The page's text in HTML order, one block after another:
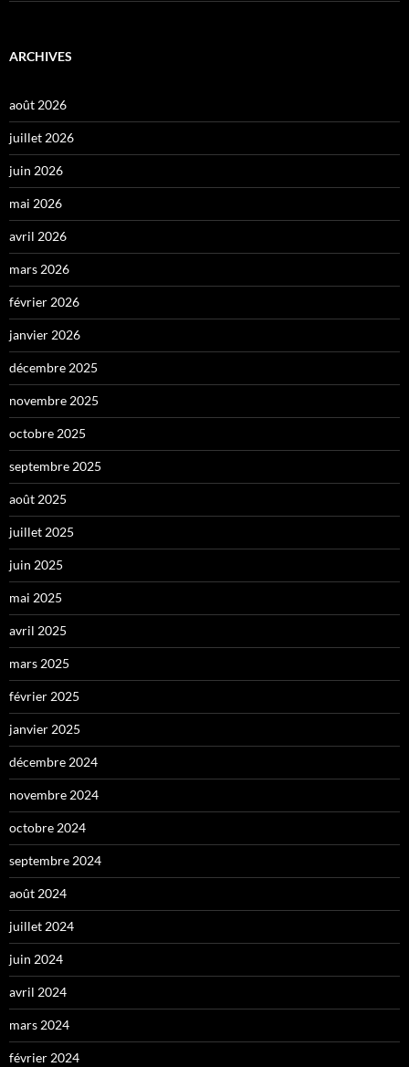
ARCHIVES
août 2026
juillet 2026
juin 2026
mai 2026
avril 2026
mars 2026
février 2026
janvier 2026
décembre 2025
novembre 2025
octobre 2025
septembre 2025
août 2025
juillet 2025
juin 2025
mai 2025
avril 2025
mars 2025
février 2025
janvier 2025
décembre 2024
novembre 2024
octobre 2024
septembre 2024
août 2024
juillet 2024
juin 2024
avril 2024
mars 2024
février 2024